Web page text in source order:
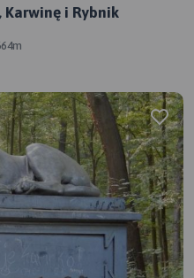
Karwinę i Rybnik